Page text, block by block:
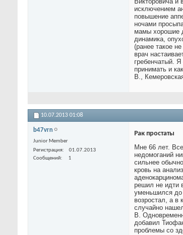
исключением
повышение
ночами
мамы хорошие
динамика,
(ранее такое
врач
гребенчатый.
принимать и
В.,
10.07.2013 01:08
b47vrn
Junior Member
Регистрация
01.07.2013
Сообщений
1
Рак простаты
Мне 66 лет.
недомоганий
сильнее
кровь на
решил не идти
уменьшился до
возростал, а в
случайно
В.
добавил
проблемы со